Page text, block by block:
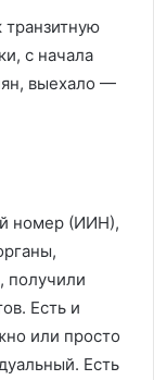
транзитную
с начала
выехало —
номер (ИИН),
получили
Есть и
или просто
Есть